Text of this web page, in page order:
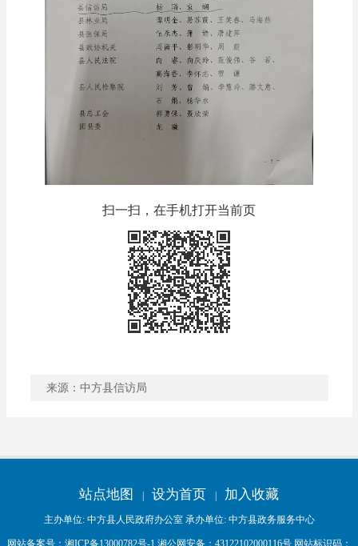
扫一扫，在手机打开当前页
来源：中方县信访局
站点地图 设为首页 加入收藏
主办单位: 中方县人民政府办公室 承办单位: 中方县政务服务中心
网站备案号： 湘ICP备13000782号-1 湘公网安备： 43122102000116号网站标识码：